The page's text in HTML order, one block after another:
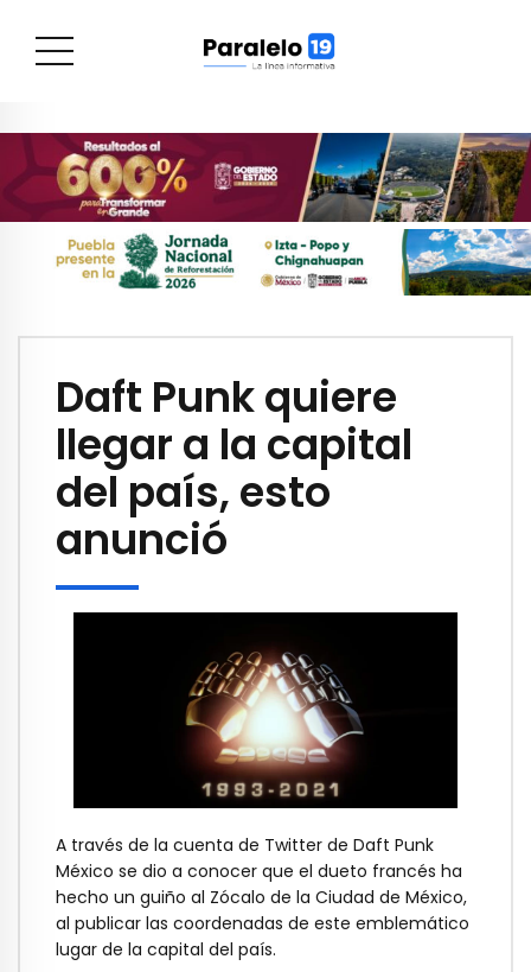
Daft Punk quiere
llegar a la capital
del país, esto
anunció
A través de la cuenta de Twitter de Daft Punk
México se dio a conocer que el dueto francés ha
hecho un guiño al Zócalo de la Ciudad de México,
al publicar las coordenadas de este emblemático
lugar de la capital del país.